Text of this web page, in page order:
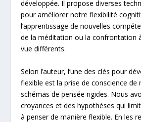
développée. Il propose diverses
pour améliorer notre flexibilité
l’apprentissage de nouvelles
de la méditation ou la confrontation
vue différents.
Selon l’auteur, l’une des clés pour
flexible est la prise de conscience de
schémas de pensée rigides. Nous
croyances et des hypothèses qui
à penser de manière flexible. En les